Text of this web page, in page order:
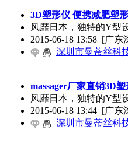
3D塑形仪 便携减肥塑
风靡日本，独特的Y型
2015-06-18 13:58 [广东
深圳市曼蒂丝科
massager厂家直销3D
风靡日本，独特的Y型
2015-06-18 13:44 [广东
深圳市曼蒂丝科